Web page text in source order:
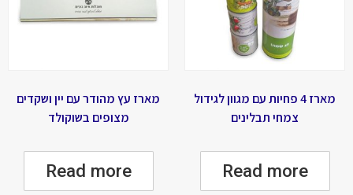
מארז 4 פחיות עם מגוון לגידול
צמחי תבלינים
Read more
מארז עץ מהודר עם יין ושקדים
מצופים בשוקולד
Read more